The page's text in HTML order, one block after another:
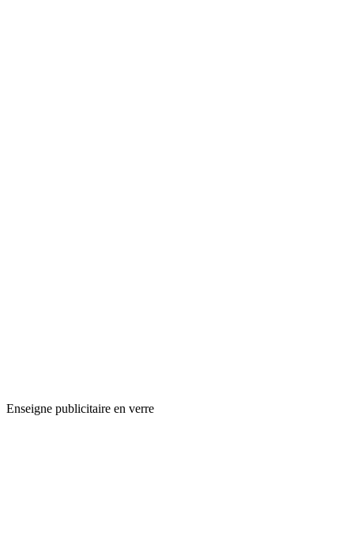
Enseigne publicitaire en verre